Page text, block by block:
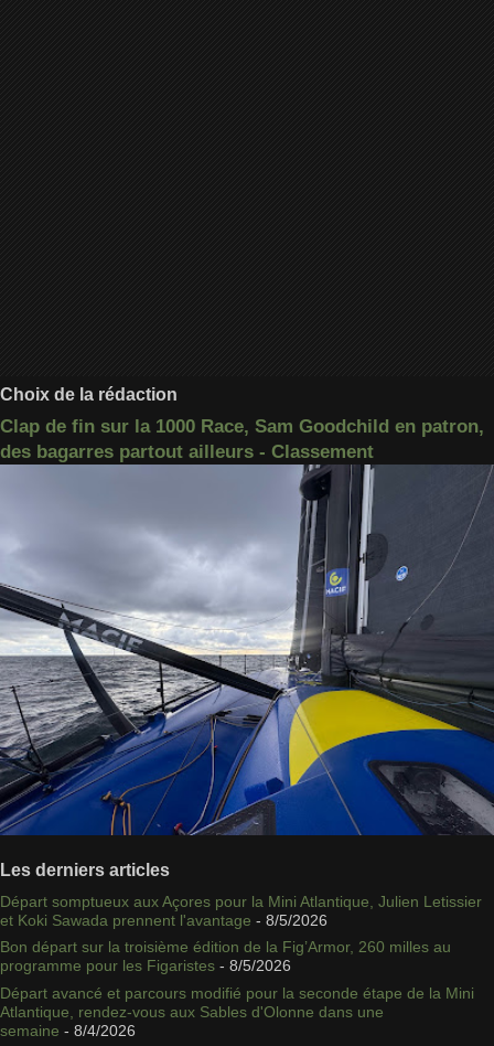
Choix de la rédaction
Clap de fin sur la 1000 Race, Sam Goodchild en patron,
des bagarres partout ailleurs - Classement
Les derniers articles
Départ somptueux aux Açores pour la Mini Atlantique, Julien Letissier
et Koki Sawada prennent l'avantage - 8/5/2026
Bon départ sur la troisième édition de la Fig’Armor, 260 milles au
programme pour les Figaristes - 8/5/2026
Départ avancé et parcours modifié pour la seconde étape de la Mini
Atlantique, rendez-vous aux Sables d'Olonne dans une
semaine - 8/4/2026